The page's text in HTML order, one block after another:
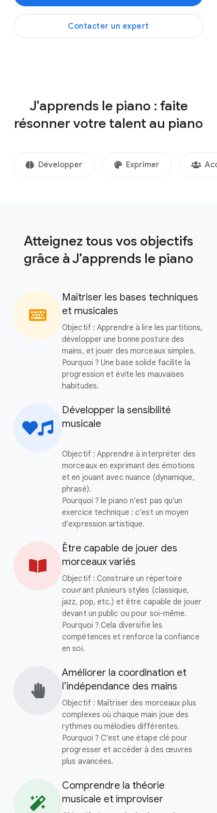
Contacter un expert
J'apprends le piano : faite
résonner votre talent au piano
Développer Exprimer
Atteignez tous vos objectifs
grâce à J'apprends le piano
Maîtriser les bases techniques
et musicales
Objectif : Apprendre à lire les partitions,
développer une bonne posture des
mains, et jouer des morceaux simples.
Pourquoi ? Une base solide facilite la
progression et évite les mauvaises
habitudes.
Développer la sensibilité
musicale
Objectif : Apprendre à interpréter des
morceaux en exprimant des émotions
et en jouant avec nuance (dynamique,
phrasé).
Pourquoi ? le piano n’est pas qu’un
exercice technique : c’est un moyen
d’expression artistique.
Être capable de jouer des
morceaux variés
Objectif : Construire un répertoire
couvrant plusieurs styles (classique,
jazz, pop, etc.) et être capable de jouer
devant un public ou pour soi-même.
Pourquoi ? Cela diversifie les
compétences et renforce la confiance
en soi.
Améliorer la coordination et
l’indépendance des mains
Objectif : Maîtriser des morceaux plus
complexes où chaque main joue des
rythmes ou mélodies différentes.
Pourquoi ? C’est une étape clé pour
progresser et accéder à des œuvres
plus avancées.
Comprendre la théorie
musicale et improviser